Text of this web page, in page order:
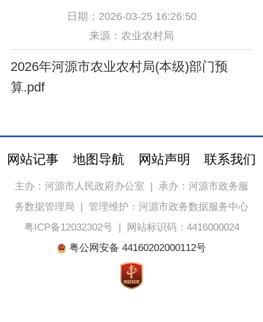
日期：2026-03-25 16:26:50
来源：农业农村局
2026年河源市农业农村局(本级)部门预
算.pdf
网站记事 地图导航 网站声明 联系我们
主办：河源市人民政府办公室 | 承办：河源市政务服
务数据管理局 | 管理维护：河源市政务数据服务中心
粤ICP备12032302号|
网站标识码：4416000024
粤公网安备 44160202000112号